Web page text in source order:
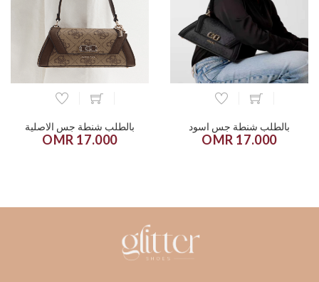
بالطلب شنطة جس اسود
17.000 OMR
بالطلب شنطة جس الاصلية
17.000 OMR